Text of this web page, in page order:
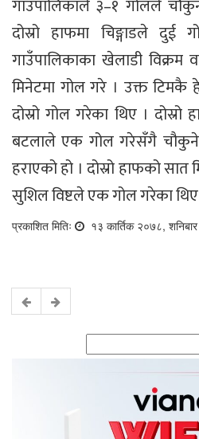
गाउँपालिकाले ३–१ गोलले
दोस्रो हाफमा चिङ्गाडले दुई
गाउँपालिकाका खेलाडी विक्रम
मिनेटमा गोल गरे । उक्त
दोस्रो गोल गरेका थिए । दोस्रो
बटलाले एक गोल गरेसँगै
हराएको हो । दोस्रो हाफको
सुशिल विष्टले एक गोल गरेका थिए
प्रकाशित मितिः १३ कार्तिक २०७८,
for: